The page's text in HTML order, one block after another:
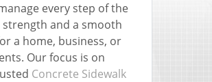
every step of the
and a smooth
a home, business, or
Our focus is on
Concrete Sidewalk